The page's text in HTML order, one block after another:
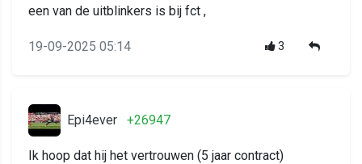
een van de uitblinkers is bij fct ,
19-09-2025 05:14 3
Epi4ever +26947
Ik hoop dat hij het vertrouwen (5 jaar contract)